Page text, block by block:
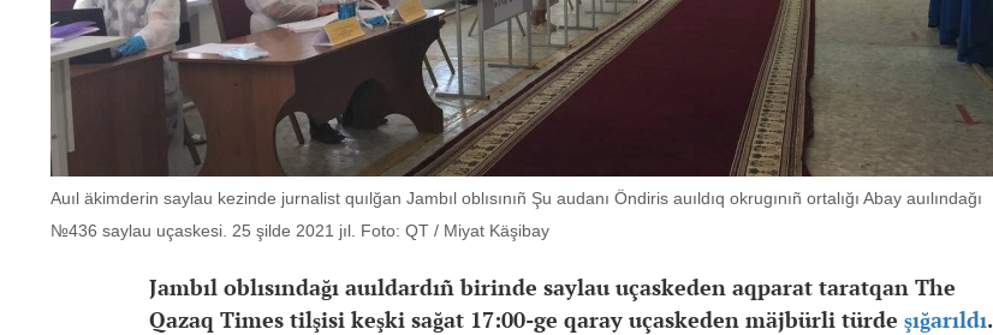
Auıl äkimderin saylau kezinde jurnalist quılğan Jambıl oblısınıñ Şu audanı Öndiris auıldıq okrugınıñ ortalığı Abay auılındağı
№436 saylau uçaskesi. 25 şilde 2021 jıl. Foto: QT / Miyat Käşibay
Jambıl oblısındağı auıldardıñ birinde saylau uçaskeden aqparat taratqan The
Qazaq Times tilşisi keşki sağat 17:00-ge qaray uçaskeden mäjbürli türde şığarıldı.